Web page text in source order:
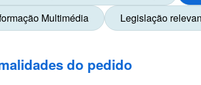
Multimédia
Legislação
do pedido